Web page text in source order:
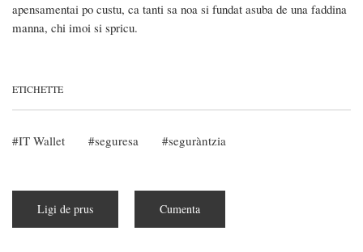
apensamentai po custu, ca tanti sa noa si fundat asuba de una faddina
manna, chi imoi si spricu.
ETICHETTE
IT Wallet seguresa seguràntzia
Ligi de prus
de
Cumenta